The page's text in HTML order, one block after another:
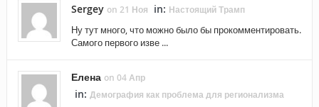
Sergey on 21 Ноя in: Настоящий Трамп
Ну тут много, что можно было бы прокомментировать.
Самого первого изве ...
Елена on 04 Апр
in: Демография как проблема для регионализма